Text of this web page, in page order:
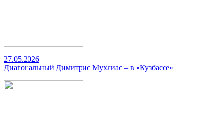
27.05.2026
Диагональный Димитрис Мухлиас – в «Кузбассе»